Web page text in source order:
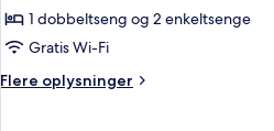
lejlighed
-
soveværelser
1 dobbeltseng og 2 enkeltsenge
Gratis Wi-Fi
Flere oplysninger
Flere